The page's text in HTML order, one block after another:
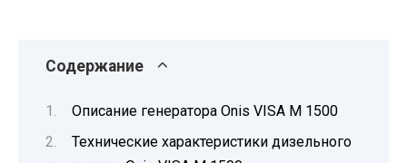
Содержание
Описание генератора Onis VISA M 1500
Технические характеристики дизельного